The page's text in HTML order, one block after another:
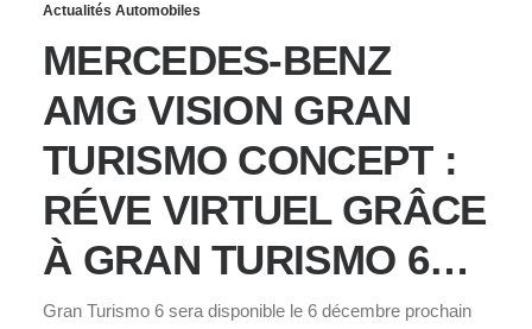
Actualités Automobiles
MERCEDES-BENZ
AMG VISION GRAN
TURISMO CONCEPT :
RÉVE VIRTUEL GRÂCE
À GRAN TURISMO 6…
Gran Turismo 6 sera disponible le 6 décembre prochain